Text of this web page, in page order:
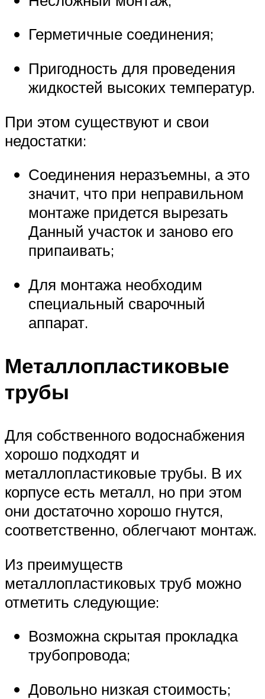
Герметичные соединения;
Пригодность для проведения
жидкостей высоких температур.
При этом существуют и свои
недостатки:
Соединения неразъемны, а это
значит, что при неправильном
монтаже придется вырезать
Данный участок и заново его
припаивать;
Для монтажа необходим
специальный сварочный
аппарат.
Металлопластиковые
трубы
Для собственного водоснабжения
хорошо подходят и
металлопластиковые трубы. В их
корпусе есть металл, но при этом
они достаточно хорошо гнутся,
соответственно, облегчают монтаж.
Из преимуществ
металлопластиковых труб можно
отметить следующие:
Возможна скрытая прокладка
трубопровода;
Довольно низкая стоимость;